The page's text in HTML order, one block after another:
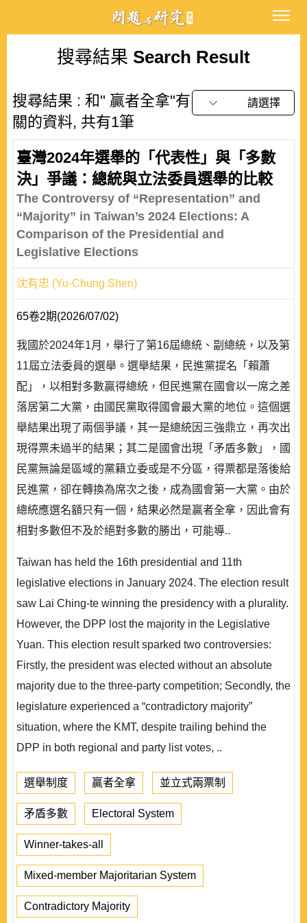
搜尋結果 Search Result
搜尋結果 : 和" 贏者全拿"有
關的資料, 共有1筆
請選擇
臺灣2024年選舉的「代表性」與「多數
決」爭議：總統與立法委員選舉的比較
The Controversy of “Representation” and
“Majority” in Taiwan’s 2024 Elections: A
Comparison of the Presidential and
Legislative Elections
沈有忠 (Yu-Chung Shen)
65卷2期(2026/07/02)
我國於2024年1月，舉行了第16屆總統、副總統，以及第
11屆立法委員的選舉。選舉結果，民進黨提名「賴蕭
配」，以相對多數贏得總統，但民進黨在國會以一席之差
落居第二大黨，由國民黨取得國會最大黨的地位。這個選
舉結果出現了兩個爭議，其一是總統因三強鼎立，再次出
現得票未過半的結果；其二是國會出現「矛盾多數」，國
民黨無論是區域的黨籍立委或是不分區，得票都是落後給
民進黨，卻在轉換為席次之後，成為國會第一大黨。由於
總統應選名額只有一個，結果必然是贏者全拿，因此會有
相對多數但不及於絕對多數的勝出，可能導..
Taiwan has held the 16th presidential and 11th
legislative elections in January 2024. The election result
saw Lai Ching-te winning the presidency with a plurality.
However, the DPP lost the majority in the Legislative
Yuan. This election result sparked two controversies:
Firstly, the president was elected without an absolute
majority due to the three-party competition; Secondly, the
legislature experienced a “contradictory majority”
situation, where the KMT, despite trailing behind the
DPP in both regional and party list votes, ..
選舉制度 贏者全拿 並立式兩票制
矛盾多數 Electoral System
Winner-takes-all
Mixed-member Majoritarian System
Contradictory Majority